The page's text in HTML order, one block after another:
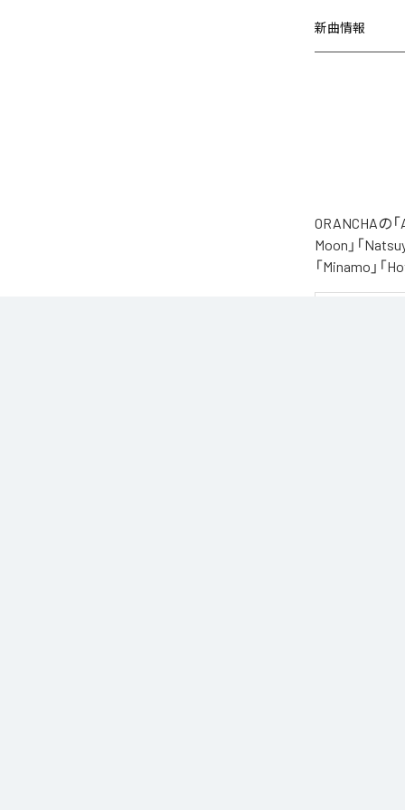
新曲情報
ORANCHAの
Moon」「
「Minamo」「